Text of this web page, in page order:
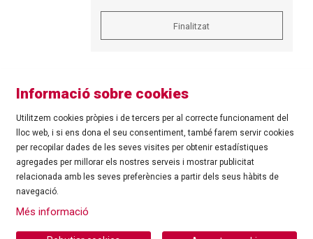
Finalitzat
©Ajuntament de Roses| C/ Tarragona, 81 | 17480 ROSES
Tel.: 972 25 24 00 |cultura@roses.cat
Sitemap | Ús de Cookies
Informació sobre cookies
Utilitzem cookies pròpies i de tercers per al correcte funcionament del
lloc web, i si ens dona el seu consentiment, també farem servir cookies
per recopilar dades de les seves visites per obtenir estadístiques
agregades per millorar els nostres serveis i mostrar publicitat
relacionada amb les seves preferències a partir dels seus hàbits de
navegació.
Més informació